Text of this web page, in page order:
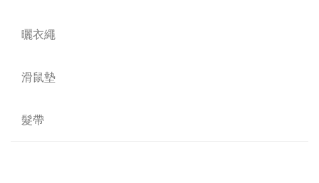
曬衣繩
滑鼠墊
髮帶